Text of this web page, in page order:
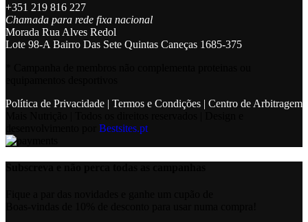
+351 219 816 227
Chamada para rede fixa nacional
Morada Rua Alves Redol
Lote 98-A Bairro Das Sete Quintas Caneças 1685-375
Política de Privacidade | Termos e Condições | Centro de Arbitragem
Bestsites.pt